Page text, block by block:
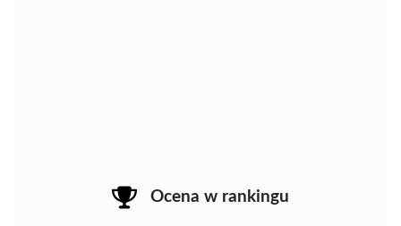
Ocena w rankingu